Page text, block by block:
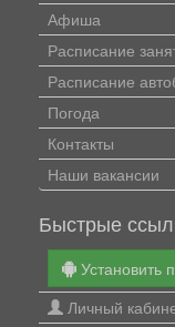
Афиша
Расписание
Расписание
Погода
Контакты
Наши вакансии
Быстрые
Установить
Личный